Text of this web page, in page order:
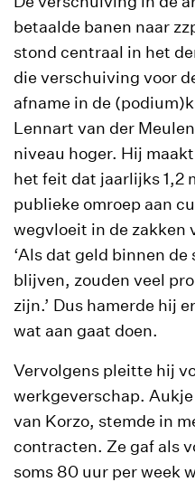
betaalde banen naar
stond centraal in het
die verschuiving voor
afname in de
Lennart van der
niveau hoger. Hij
het feit dat jaarlijks 1,2
publieke omroep aan
wegvloeit in de zakken
‘Als dat geld binnen
blijven, zouden veel
zijn.’ Dus hamerde hij
wat aan gaat doen.
Vervolgens pleitte hij
werkgeverschap.
van Korzo, stemde in
contracten. Ze gaf als
soms 80 uur per week